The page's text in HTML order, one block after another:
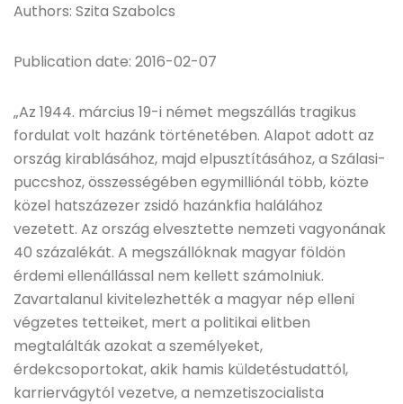
Authors: Szita Szabolcs
Publication date: 2016-02-07
„Az 1944. március 19-i német megszállás tragikus
fordulat volt hazánk történetében. Alapot adott az
ország kirablásához, majd elpusztításához, a Szálasi-
puccshoz, összességében egymilliónál több, közte
közel hatszázezer zsidó hazánkfia halálához
vezetett. Az ország elvesztette nemzeti vagyonának
40 százalékát. A megszállóknak magyar földön
érdemi ellenállással nem kellett számolniuk.
Zavartalanul kivitelezhették a magyar nép elleni
végzetes tetteiket, mert a politikai elitben
megtalálták azokat a személyeket,
érdekcsoportokat, akik hamis küldetéstudattól,
karriervágytól vezetve, a nemzetiszocialista